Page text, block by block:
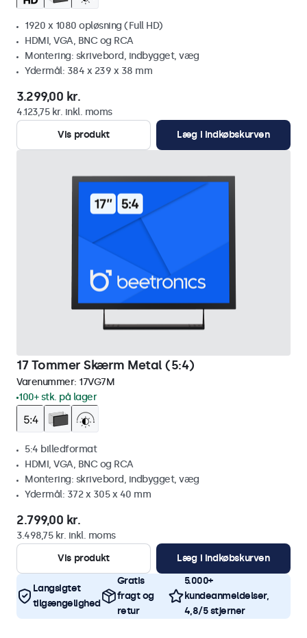
1920 x 1080 opløsning (Full HD)
HDMI, VGA, BNC og RCA
Montering: skrivebord, indbygget, væg
Ydermål: 384 x 239 x 38 mm
3.299,00 kr.
4.123,75 kr. inkl. moms
Vis produkt
Læg i indkøbskurven
17 Tommer Skærm Metal (5:4)
Varenummer: 17VG7M
100+ stk. på lager
5:4 billedformat
HDMI, VGA, BNC og RCA
Montering: skrivebord, indbygget, væg
Ydermål: 372 x 305 x 40 mm
2.799,00 kr.
3.498,75 kr. inkl. moms
Vis produkt
Læg i indkøbskurven
Langsigtet
tilgængelighed
Gratis
fragt og
retur
5.000+
kundeanmeldelser,
4,8/5 stjerner